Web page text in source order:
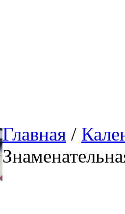
Главная /